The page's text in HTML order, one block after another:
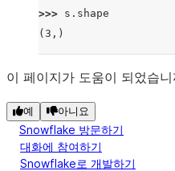
>>> s . shape
(3,)
이 페이지가 도움이 되었습니
예 아니요
Snowflake 방문하기
대화에 참여하기
Snowflake로 개발하기